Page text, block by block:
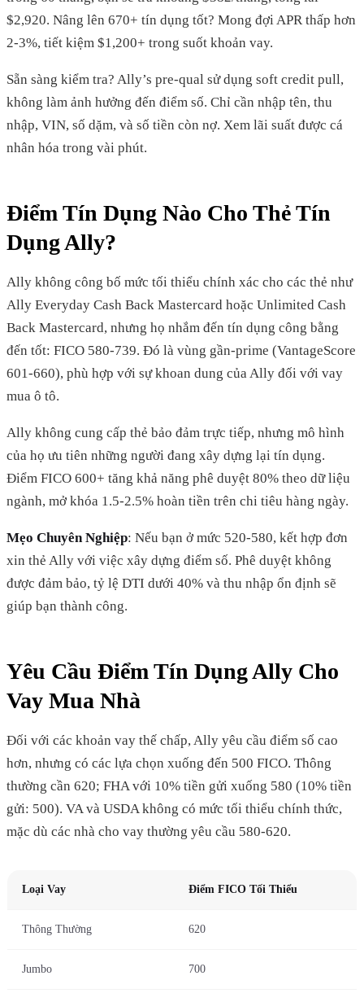
$2,920. Nâng lên 670+ tín dụng tốt? Mong đợi APR thấp hơn
2-3%, tiết kiệm $1,200+ trong suốt khoản vay.
Sẵn sàng kiểm tra? Ally’s pre-qual sử dụng soft credit pull,
không làm ảnh hưởng đến điểm số. Chỉ cần nhập tên, thu
nhập, VIN, số dặm, và số tiền còn nợ. Xem lãi suất được cá
nhân hóa trong vài phút.
Điểm Tín Dụng Nào Cho Thẻ Tín
Dụng Ally?
Ally không công bố mức tối thiểu chính xác cho các thẻ như
Ally Everyday Cash Back Mastercard hoặc Unlimited Cash
Back Mastercard, nhưng họ nhắm đến tín dụng công bằng
đến tốt: FICO 580-739. Đó là vùng gần-prime (VantageScore
601-660), phù hợp với sự khoan dung của Ally đối với vay
mua ô tô.
Ally không cung cấp thẻ bảo đảm trực tiếp, nhưng mô hình
của họ ưu tiên những người đang xây dựng lại tín dụng.
Điểm FICO 600+ tăng khả năng phê duyệt 80% theo dữ liệu
ngành, mở khóa 1.5-2.5% hoàn tiền trên chi tiêu hàng ngày.
Mẹo Chuyên Nghiệp: Nếu bạn ở mức 520-580, kết hợp đơn
xin thẻ Ally với việc xây dựng điểm số. Phê duyệt không
được đảm bảo, tỷ lệ DTI dưới 40% và thu nhập ổn định sẽ
giúp bạn thành công.
Yêu Cầu Điểm Tín Dụng Ally Cho
Vay Mua Nhà
Đối với các khoản vay thế chấp, Ally yêu cầu điểm số cao
hơn, nhưng có các lựa chọn xuống đến 500 FICO. Thông
thường cần 620; FHA với 10% tiền gửi xuống 580 (10% tiền
gửi: 500). VA và USDA không có mức tối thiểu chính thức,
mặc dù các nhà cho vay thường yêu cầu 580-620.
Loại Vay Điểm FICO Tối Thiểu
Thông Thường 620
Jumbo 700